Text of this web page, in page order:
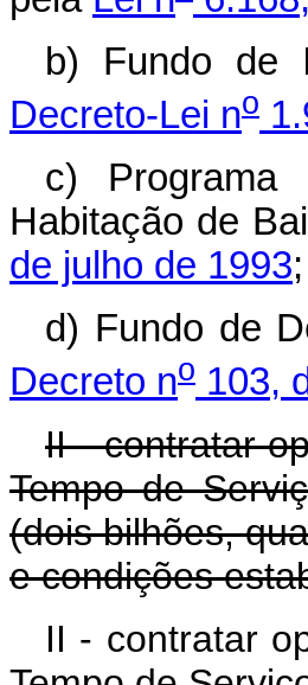
b) Fundo de
Decreto-Lei no
c) Programa
Habitação de
de julho de 1993
d) Fundo de
Decreto no 103,
II - contratar
Tempo de
(dois bilhões,
e condições
II - contratar